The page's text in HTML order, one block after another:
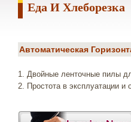
Еда И Хлеборезка
Автоматическая
1. Двойные ленточные пилы
2. Простота в эксплуатации и